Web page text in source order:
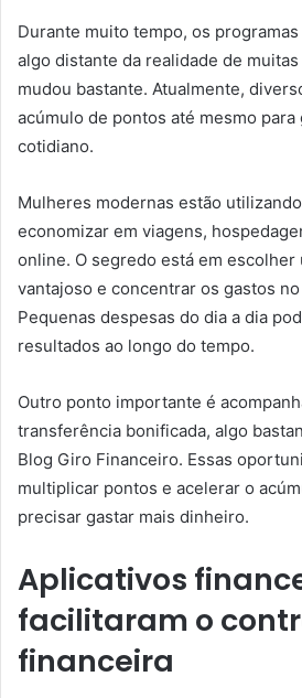
Durante muito tempo, os
algo distante da realidade de
mudou bastante. Atualmente,
acúmulo de pontos até mesmo
cotidiano.
Mulheres modernas estão
economizar em viagens,
online. O segredo está em escolher
vantajoso e concentrar os gastos
Pequenas despesas do dia a dia
resultados ao longo do tempo.
Outro ponto importante é
transferência bonificada, algo
Blog Giro Financeiro. Essas
multiplicar pontos e acelerar o
precisar gastar mais dinheiro.
Aplicativos
facilitaram o
financeira